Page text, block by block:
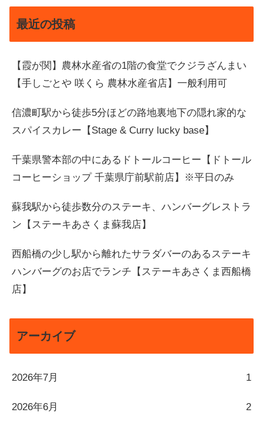
最近の投稿
【霞が関】農林水産省の1階の食堂でクジラざんまい
【手しごとや 咲くら 農林水産省店】一般利用可
信濃町駅から徒歩5分ほどの路地裏地下の隠れ家的な
スパイスカレー【Stage & Curry lucky base】
千葉県警本部の中にあるドトールコーヒー【ドトール
コーヒーショップ 千葉県庁前駅前店】※平日のみ
蘇我駅から徒歩数分のステーキ、ハンバーグレストラ
ン【ステーキあさくま蘇我店】
西船橋の少し駅から離れたサラダバーのあるステーキ
ハンバーグのお店でランチ【ステーキあさくま西船橋
店】
アーカイブ
2026年7月 1
2026年6月 2